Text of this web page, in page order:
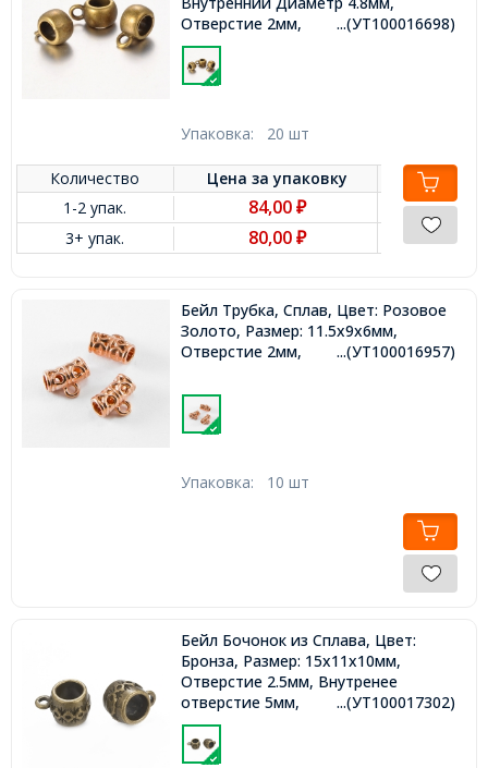
Отверстие 2мм,
...(УТ100016698)
Упаковка: 20 шт
Количество Цена заупаковку
1-2 упак.
84,00₽
3+ упак. 80,00₽
Бейл Трубка, Сплав, Цвет: Розовое
Золото, Размер: 11.5х9х6мм,
Отверстие 2мм,
...(УТ100016957)
Упаковка: 10 шт
Бейл Бочонок из Сплава, Цвет:
Бронза, Размер: 15х11х10мм,
Отверстие 2.5мм, Внутренее
отверстие 5мм,
...(УТ100017302)